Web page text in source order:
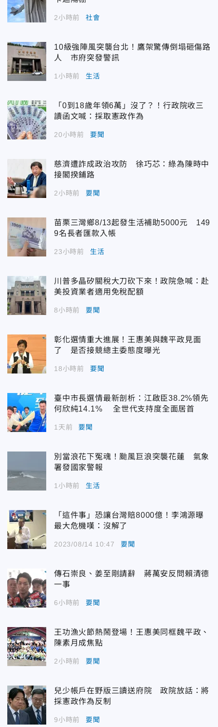
2小時前 社會
10級強陣風突襲台北！鷹架驚傳倒塌砸傷路
人 市府突發警訊
1小時前 生活
「0到18歲年領6萬」沒了？！行政院收三
讀函文喊：採取憲政作為
20小時前 要聞
慈濟遭詐成政治攻防 徐巧芯：綠為陳時中
接閣揆鋪路
2小時前 要聞
苗栗三灣鄉8/13起發生活補助5000元 149
9名長者匯款入帳
23小時前 生活
川普多晶矽關稅大刀砍下來！政院急喊：赴
美投資業者適用免稅配額
8小時前 要聞
彰化選情重大進展！王惠美與魏平政見面
了 是否接競總主委態度曝光
18小時前 要聞
臺中市長選情最新剖析：江啟臣38.2%領先
何欣純14.1% 全世代支持度全面居首
1天前 要聞
別當浪花下冤魂！颱風巨浪突襲花蓮 氣象
署發國家警報
1小時前 生活
「這件事」恐讓台灣賠8000億！李鴻源曝
最大危機嘆：沒解了
2023/08/14 10:47 要聞
傳石崇良、姜至剛請辭 蔣萬安反問賴清德
一事
6小時前 要聞
王功漁火節熱鬧登場！王惠美同框魏平政、
陳素月成焦點
2小時前 要聞
兒少帳戶在野版三讀送府院 政院放話：將
採憲政作為反制
9小時前 要聞